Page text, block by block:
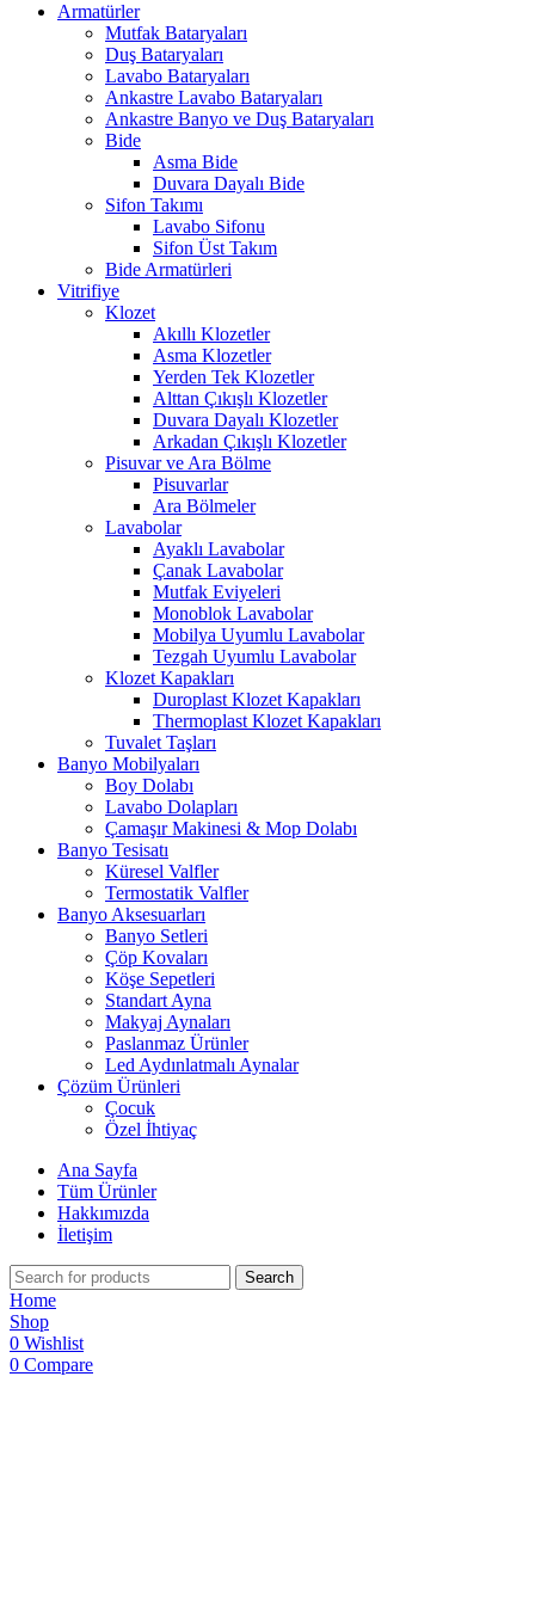
Armatürler
Mutfak Bataryaları
Duş Bataryaları
Lavabo Bataryaları
Ankastre Lavabo Bataryaları
Ankastre Banyo ve Duş Bataryaları
Bide
Asma Bide
Duvara Dayalı Bide
Sifon Takımı
Lavabo Sifonu
Sifon Üst Takım
Bide Armatürleri
Vitrifiye
Klozet
Akıllı Klozetler
Asma Klozetler
Yerden Tek Klozetler
Alttan Çıkışlı Klozetler
Duvara Dayalı Klozetler
Arkadan Çıkışlı Klozetler
Pisuvar ve Ara Bölme
Pisuvarlar
Ara Bölmeler
Lavabolar
Ayaklı Lavabolar
Çanak Lavabolar
Mutfak Eviyeleri
Monoblok Lavabolar
Mobilya Uyumlu Lavabolar
Tezgah Uyumlu Lavabolar
Klozet Kapakları
Duroplast Klozet Kapakları
Thermoplast Klozet Kapakları
Tuvalet Taşları
Banyo Mobilyaları
Boy Dolabı
Lavabo Dolapları
Çamaşır Makinesi & Mop Dolabı
Banyo Tesisatı
Küresel Valfler
Termostatik Valfler
Banyo Aksesuarları
Banyo Setleri
Çöp Kovaları
Köşe Sepetleri
Standart Ayna
Makyaj Aynaları
Paslanmaz Ürünler
Led Aydınlatmalı Aynalar
Çözüm Ürünleri
Çocuk
Özel İhtiyaç
Ana Sayfa
Tüm Ürünler
Hakkımızda
İletişim
Search
Home
Shop
0 Wishlist
0 Compare